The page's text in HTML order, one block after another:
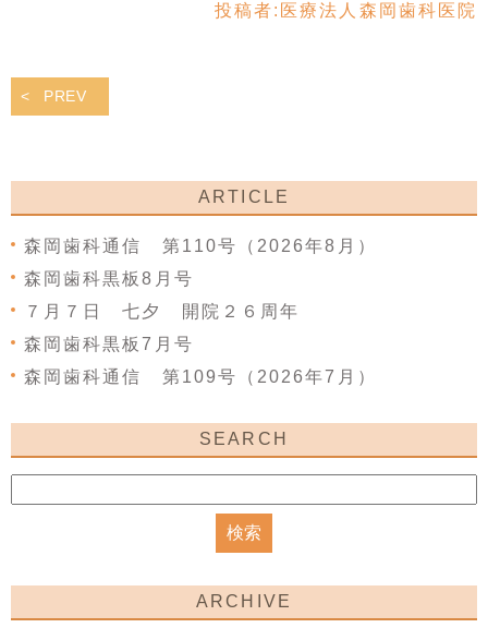
投稿者: 医療法人森岡歯科医院
PREV
ARTICLE
森岡歯科通信 第110号（2026年8月）
森岡歯科黒板8月号
７月７日 七夕 開院２６周年
森岡歯科黒板7月号
森岡歯科通信 第109号（2026年7月）
SEARCH
ARCHIVE